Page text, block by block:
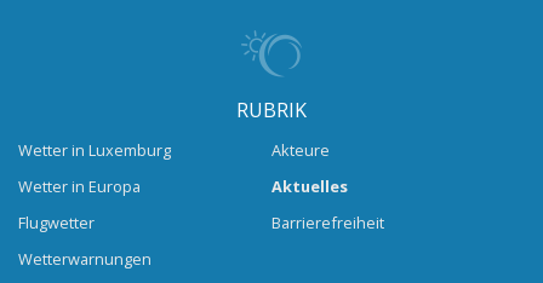
RUBRIK
Wetter in Luxemburg
Wetter in Europa
Flugwetter
Wetterwarnungen
Akteure
Aktuelles
Barrierefreiheit